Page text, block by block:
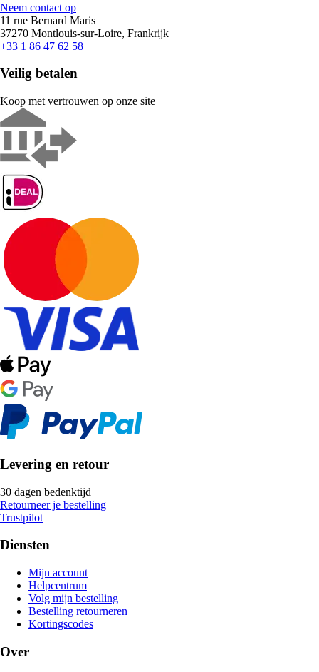
Neem contact op
11 rue Bernard Maris
37270 Montlouis-sur-Loire, Frankrijk
+33 1 86 47 62 58
Veilig betalen
Koop met vertrouwen op onze site
Levering en retour
30 dagen bedenktijd
Retourneer je bestelling
Trustpilot
Diensten
Mijn account
Helpcentrum
Volg mijn bestelling
Bestelling retourneren
Kortingscodes
Over